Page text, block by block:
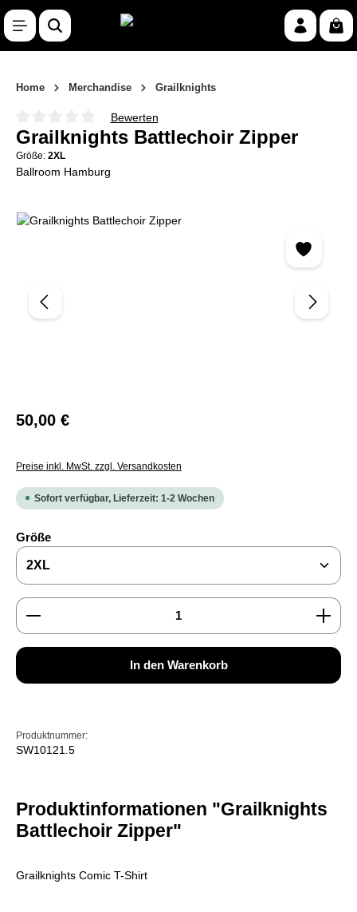
Zum Hauptinhalt springen
Home Merchandise Grailknights
Durchschnittliche Bewertung von 0 von 5 Sternen
Bewerten
Grailknights Battlechoir Zipper
Größe: 2XL
Ballroom Hamburg
Bildergalerie überspringen
Regulärer Preis:
50,00 €
Preise inkl. MwSt. zzgl. Versandkosten
Sofort verfügbar, Lieferzeit: 1-2 Wochen
Größeauswählen
Produkt Anzahl: Gib den gewünschten Wert ein
In den Warenkorb
Produktnummer:
SW10121.5
Produktinformationen "Grailknights
Battlechoir Zipper"
Grailknights Comic T-Shirt